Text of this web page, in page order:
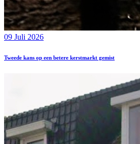
09 Juli 2026
Tweede kans op een betere kerstmarkt gemist